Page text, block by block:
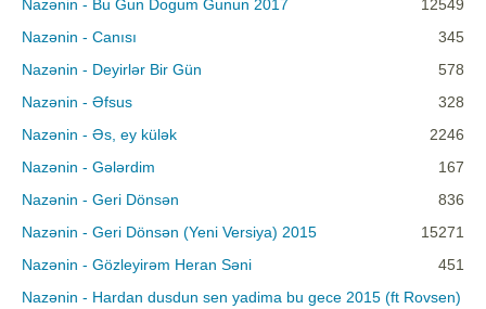
Nazənin - Bu Gun Dogum Gunun 2017
12549
Nazənin - Canısı
345
Nazənin - Deyirlər Bir Gün
578
Nazənin - Əfsus
328
Nazənin - Əs, ey külək
2246
Nazənin - Gələrdim
167
Nazənin - Geri Dönsən
836
Nazənin - Geri Dönsən (Yeni Versiya) 2015
15271
Nazənin - Gözleyirəm Heran Səni
451
Nazənin - Hardan dusdun sen yadima bu gece 2015 (ft Rovsen)